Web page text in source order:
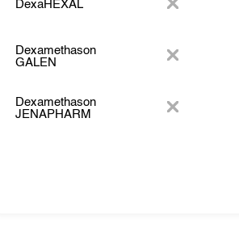
DexaHEXAL
Dexamethason
GALEN
Dexamethason
JENAPHARM